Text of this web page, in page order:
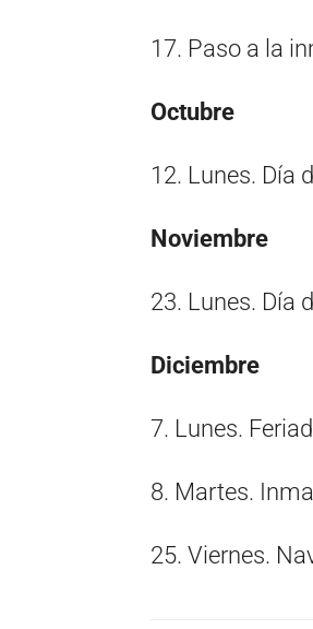
17. Paso a la
Octubre
12. Lunes. Día
Noviembre
23. Lunes. Día
Diciembre
7. Lunes.
8. Martes.
25. Viernes.